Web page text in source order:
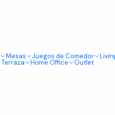
Mesas Juegos de Comedor
Terraza Home Office Outlet
|
Pack de 2